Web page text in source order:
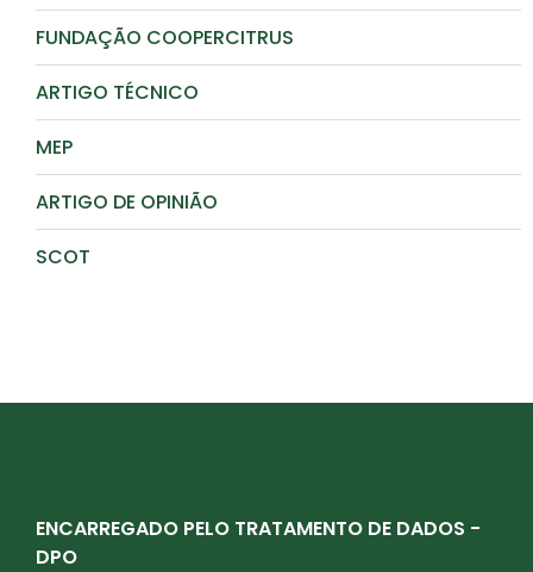
FUNDAÇÃO COOPERCITRUS
ARTIGO TÉCNICO
MEP
ARTIGO DE OPINIÃO
SCOT
ENCARREGADO PELO TRATAMENTO DE DADOS -
DPO